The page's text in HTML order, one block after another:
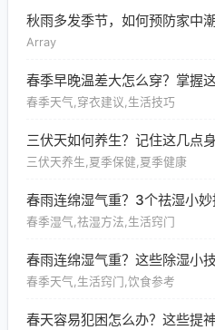
秋雨多发季节，如何预防家中潮
Array
春季早晚温差大怎么穿？掌握
春季天气,穿衣建议,生活技巧
三伏天如何养生？记住这几点
三伏天养生,夏季保健,夏季健康
春雨连绵湿气重？3个祛湿小
春季湿气,祛湿方法,生活窍门
春雨连绵湿气重？这些除湿小
春季天气,生活窍门,饮食参考
春天容易犯困怎么办？这些提